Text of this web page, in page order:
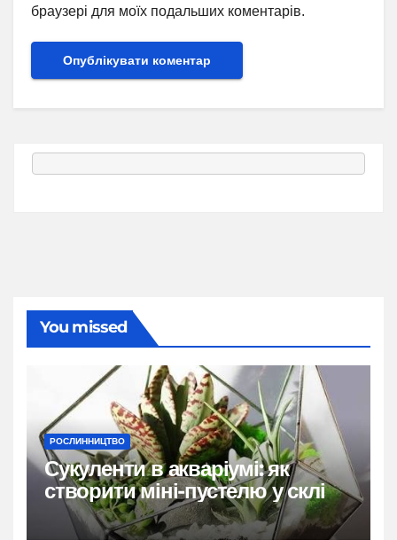
браузері для моїх подальших коментарів.
You missed
РОСЛИННИЦТВО
Сукуленти в акваріумі: як
створити міні-пустелю у склі